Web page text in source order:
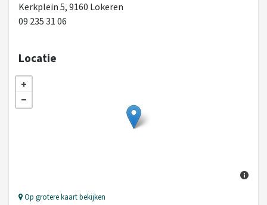
Kerkplein 5, 9160 Lokeren
09 235 31 06
Locatie
Op grotere kaart bekijken